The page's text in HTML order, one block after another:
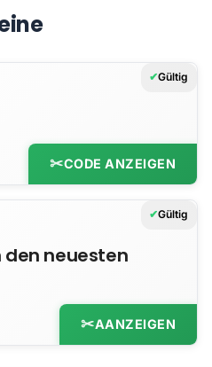
Gültig
CODE ANZEIGEN
Gültig
den neuesten
AANZEIGEN